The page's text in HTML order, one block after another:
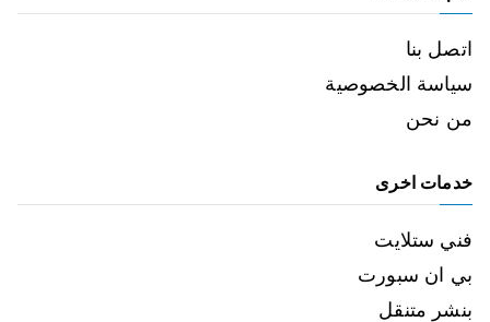
اتصل بنا
سياسة الخصوصية
من نحن
خدمات اخرى
فني ستلايت
بي ان سبورت
بنشر متنقل